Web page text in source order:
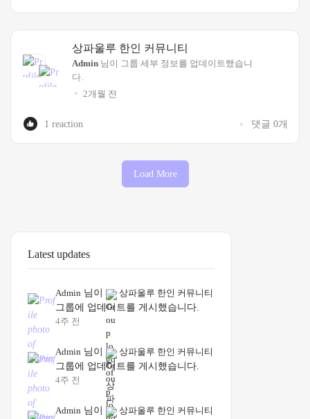
상파울루 한인 커뮤니티
Admin 님이 그룹 세부 정보를 업데이트했습니
다.
2개월 전
1 reaction 댓글 0개
Load More
Latest updates
Admin 님이
상파울루 한인 커뮤니티
그룹에 업데이트를 게시했습니다.
4주 전
Admin 님이
상파울루 한인 커뮤니티
그룹에 업데이트를 게시했습니다.
4주 전
Admin 님이
상파울루 한인 커뮤니티